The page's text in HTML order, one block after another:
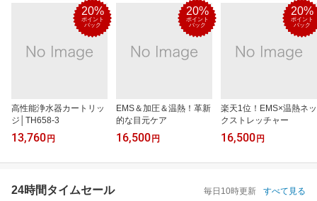
20%
ポイント
バック
高性能浄水器カートリッ
ジ│TH658-3
13,760 円
20%
ポイント
バック
EMS＆加圧＆温熱！革新
的な目元ケア
16,500 円
20%
ポイント
バック
楽天1位！EMS×温熱ネッ
クストレッチャー
16,500 円
24時間タイムセール 毎日10時更新 すべて見る